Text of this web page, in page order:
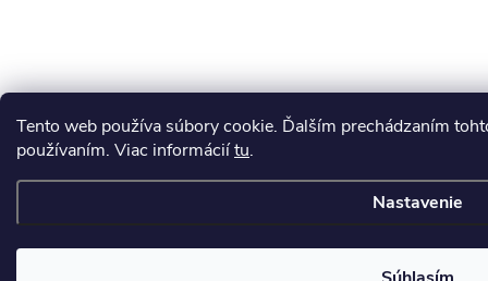
Tento web používa súbory cookie. Ďalším prechádzaním
používaním. Viac informáciítu.
Nastavenie